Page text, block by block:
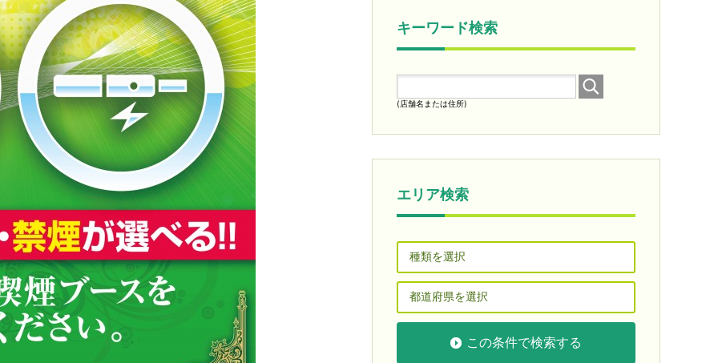
キーワード検索
(店舗名または住所)
エリア検索
この条件で検索する